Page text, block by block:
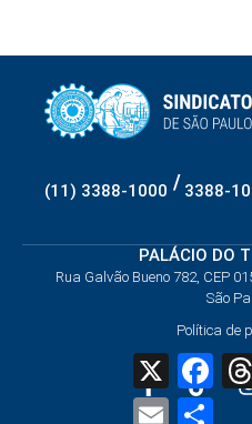
(11) 3388-1000 / 3388-
PALÁCIO DO
Rua Galvão Bueno 782, CEP
São
Política de
X
Email